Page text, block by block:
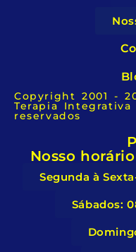
Copyright 2001 -
Terapia
reservados
Nosso
Segunda à
Sábados: